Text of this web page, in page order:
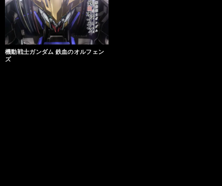
機動戦士ガンダム 鉄血のオルフェン
ズ